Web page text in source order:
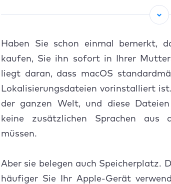
1. Löschen Sie
3. Löschen Sie Sprachdateien
4. Entfernen Sie
Drittanbietern
Löschen von Sprachdateien auf dem
Häufig gestellte Fragen zum
1. Was ist eine .localized-Datei
Haben Sie schon einmal bemerkt,
kaufen, Sie ihn sofort in Ihrer
liegt daran, dass macOS
Lokalisierungsdateien vorinstalliert
der ganzen Welt, und diese
keine zusätzlichen Sprachen aus
müssen.
Aber sie belegen auch Speicherplatz.
häufiger Sie Ihr Apple-Gerät